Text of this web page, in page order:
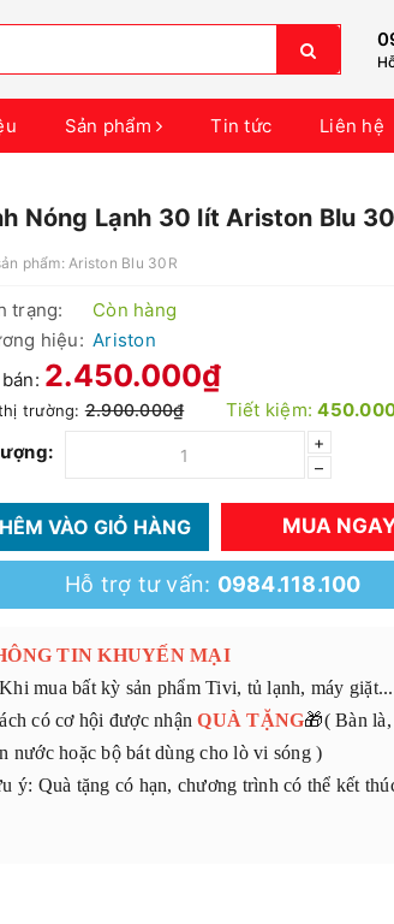
Sản phẩm Tin tức Liên hệ
Nóng Lạnh 30 lít Ariston Blu
phẩm:Ariston Blu 30R
trạng:
Còn hàng
hiệu: Ariston
2.450.000₫
trường:2.900.000₫ Tiết kiệm:
+
–
VÀO GIỎ HÀNG MUA
Hỗ trợ tư vấn: 0984.118.100
TIN KHUYẾN MẠI
mua bất kỳ sản phẩm Tivi, tủ lạnh, máy
có cơ hội được nhậnQUÀ TẶNG🎁( Bàn là,
nước hoặc bộ bát dùng cho lò vi sóng )
ý: Quà tặng có hạn, chương trình có thể kết